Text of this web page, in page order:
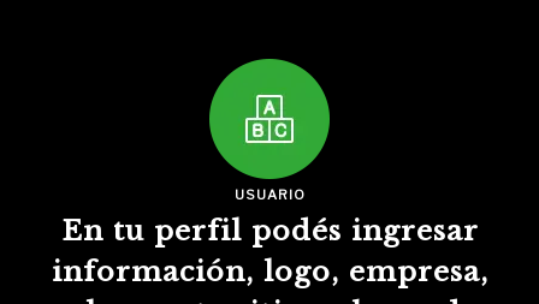
USUARIO
En tu perfil podés ingresar
información, logo, empresa,